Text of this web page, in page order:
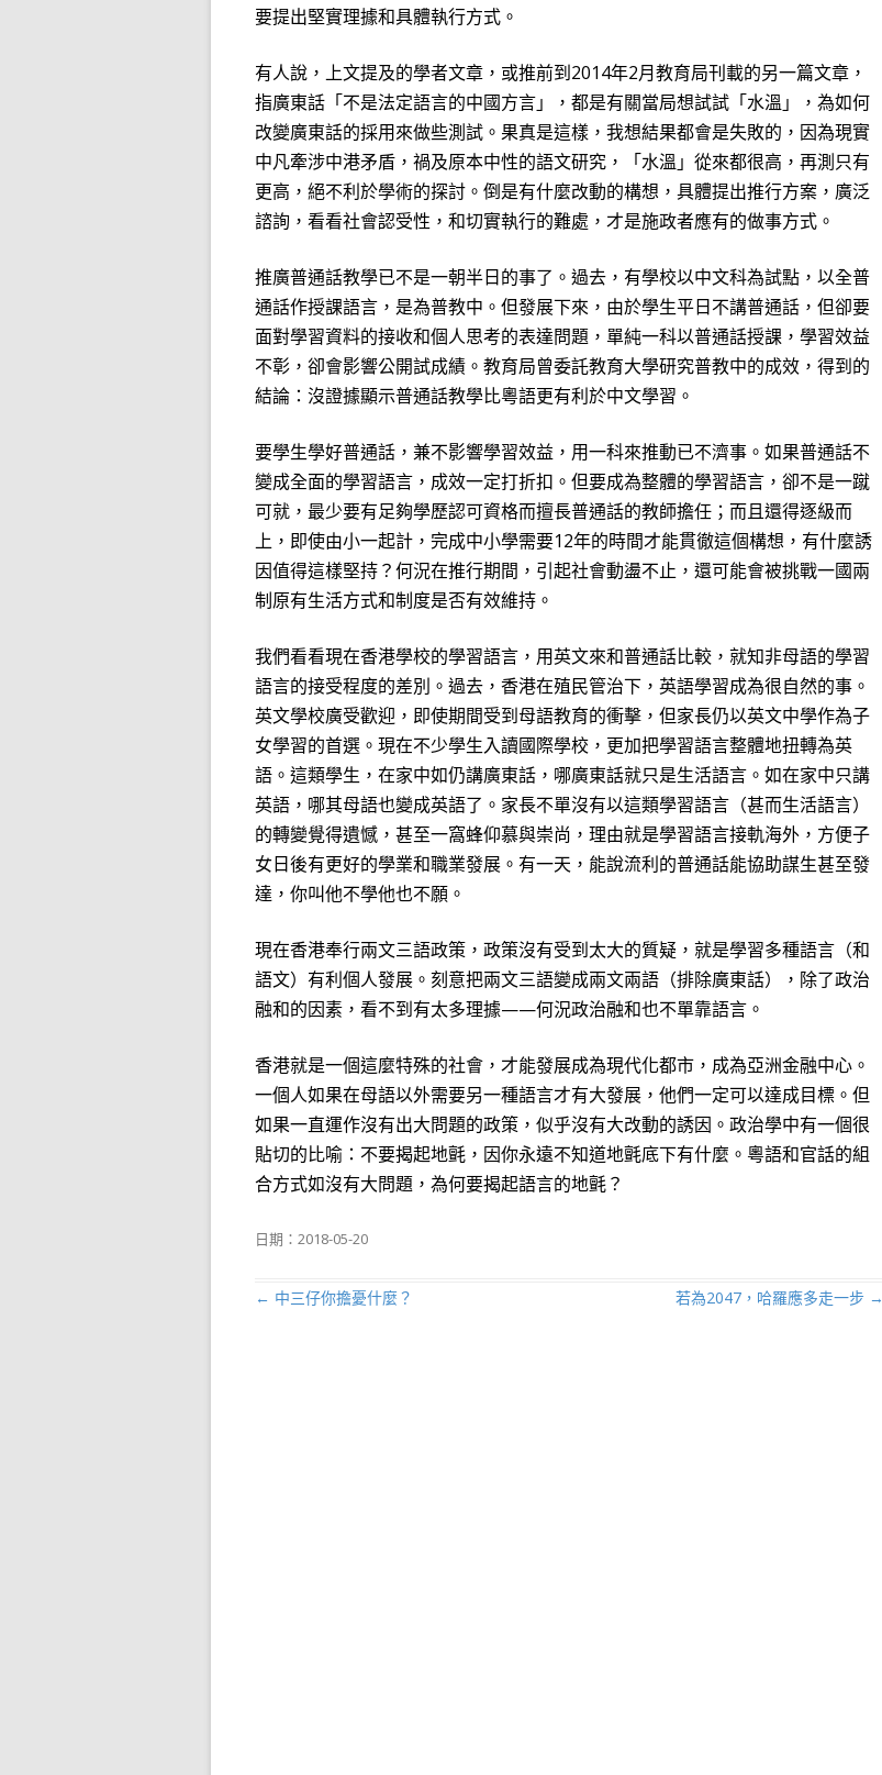
要提出堅實理據和具體執行方式。
有人說，上文提及的學者文章，或推前到2014年2月教育局刊載的另一篇文章，
指廣東話「不是法定語言的中國方言」，都是有關當局想試試「水溫」，為如何
改變廣東話的採用來做些測試。果真是這樣，我想結果都會是失敗的，因為現實
中凡牽涉中港矛盾，禍及原本中性的語文研究，「水溫」從來都很高，再測只有
更高，絕不利於學術的探討。倒是有什麼改動的構想，具體提出推行方案，廣泛
諮詢，看看社會認受性，和切實執行的難處，才是施政者應有的做事方式。
推廣普通話教學已不是一朝半日的事了。過去，有學校以中文科為試點，以全普
通話作授課語言，是為普教中。但發展下來，由於學生平日不講普通話，但卻要
面對學習資料的接收和個人思考的表達問題，單純一科以普通話授課，學習效益
不彰，卻會影響公開試成績。教育局曾委託教育大學研究普教中的成效，得到的
結論：沒證據顯示普通話教學比粵語更有利於中文學習。
要學生學好普通話，兼不影響學習效益，用一科來推動已不濟事。如果普通話不
變成全面的學習語言，成效一定打折扣。但要成為整體的學習語言，卻不是一蹴
可就，最少要有足夠學歷認可資格而擅長普通話的教師擔任；而且還得逐級而
上，即使由小一起計，完成中小學需要12年的時間才能貫徹這個構想，有什麼誘
因值得這樣堅持？何況在推行期間，引起社會動盪不止，還可能會被挑戰一國兩
制原有生活方式和制度是否有效維持。
我們看看現在香港學校的學習語言，用英文來和普通話比較，就知非母語的學習
語言的接受程度的差別。過去，香港在殖民管治下，英語學習成為很自然的事。
英文學校廣受歡迎，即使期間受到母語教育的衝擊，但家長仍以英文中學作為子
女學習的首選。現在不少學生入讀國際學校，更加把學習語言整體地扭轉為英
語。這類學生，在家中如仍講廣東話，哪廣東話就只是生活語言。如在家中只講
英語，哪其母語也變成英語了。家長不單沒有以這類學習語言（甚而生活語言）
的轉變覺得遺憾，甚至一窩蜂仰慕與崇尚，理由就是學習語言接軌海外，方便子
女日後有更好的學業和職業發展。有一天，能說流利的普通話能協助謀生甚至發
達，你叫他不學他也不願。
現在香港奉行兩文三語政策，政策沒有受到太大的質疑，就是學習多種語言（和
語文）有利個人發展。刻意把兩文三語變成兩文兩語（排除廣東話），除了政治
融和的因素，看不到有太多理據——何況政治融和也不單靠語言。
香港就是一個這麼特殊的社會，才能發展成為現代化都市，成為亞洲金融中心。
一個人如果在母語以外需要另一種語言才有大發展，他們一定可以達成目標。但
如果一直運作沒有出大問題的政策，似乎沒有大改動的誘因。政治學中有一個很
貼切的比喻：不要揭起地氈，因你永遠不知道地氈底下有什麼。粵語和官話的組
合方式如沒有大問題，為何要揭起語言的地氈？
日期： 2018-05-20
文章導航列
← 中三仔你擔憂什麼？ 若為2047，哈羅應多走一步 →